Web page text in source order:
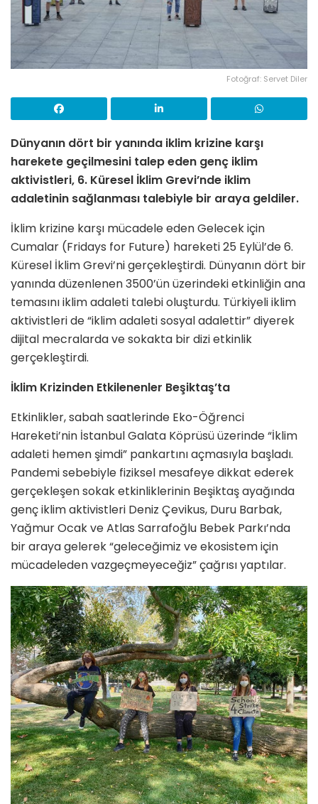
Fotoğraf: Servet Diler
Dünyanın dört bir yanında iklim krizine karşı
harekete geçilmesini talep eden genç iklim
aktivistleri, 6. Küresel İklim Grevi’nde iklim
adaletinin sağlanması talebiyle bir araya geldiler.
İklim krizine karşı mücadele eden Gelecek için
Cumalar (Fridays for Future) hareketi 25 Eylül’de 6.
Küresel İklim Grevi’ni gerçekleştirdi. Dünyanın dört bir
yanında düzenlenen 3500’ün üzerindeki etkinliğin ana
temasını iklim adaleti talebi oluşturdu. Türkiyeli iklim
aktivistleri de “iklim adaleti sosyal adalettir” diyerek
dijital mecralarda ve sokakta bir dizi etkinlik
gerçekleştirdi.
İklim Krizinden Etkilenenler Beşiktaş’ta
Etkinlikler, sabah saatlerinde Eko-Öğrenci
Hareketi’nin İstanbul Galata Köprüsü üzerinde “İklim
adaleti hemen şimdi” pankartını açmasıyla başladı.
Pandemi sebebiyle fiziksel mesafeye dikkat ederek
gerçekleşen sokak etkinliklerinin Beşiktaş ayağında
genç iklim aktivistleri Deniz Çevikus, Duru Barbak,
Yağmur Ocak ve Atlas Sarrafoğlu Bebek Parkı’nda
bir araya gelerek “geleceğimiz ve ekosistem için
mücadeleden vazgeçmeyeceğiz” çağrısı yaptılar.